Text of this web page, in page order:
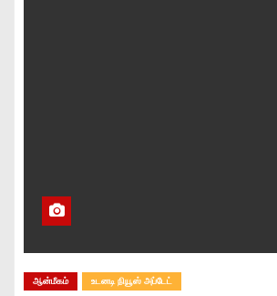
ஆன்மீகம் உடனடி நியூஸ் அப்டேட்